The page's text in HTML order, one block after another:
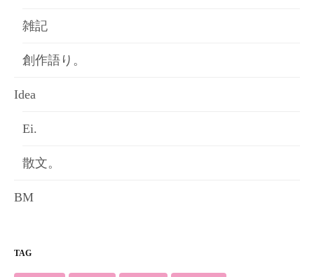
雑記
創作語り。
Idea
Ei.
散文。
BM
TAG